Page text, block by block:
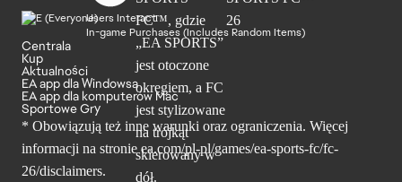
Users Interact
In-game Purchases (Includes Random Items)
Centrala
Kup
Aktualności
EA app dla Windowsa
EA app dla komputerów Mac
Sportowe Gry
* Obowiązują też inne warunki oraz ograniczenia. Więcej
informacji na stronie ea.com/pl-pl/games/ea-sports-fc/fc-
26/disclaimers.